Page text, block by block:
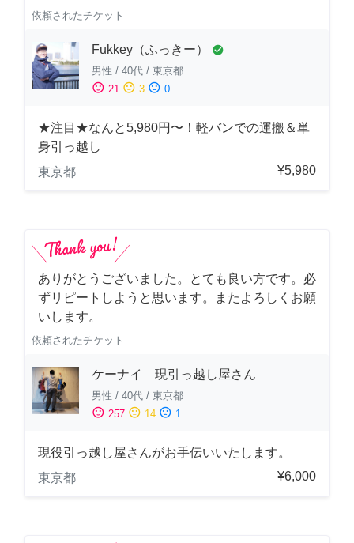
依頼されたチケット
Fukkey（ふっきー） check_circle
男性 / 40代 / 東京都
sentiment_satisfied 21 sentiment_neutral 3 sentiment_dissatisfied 0
★注目★なんと5,980円〜！軽バンでの運搬＆単
身引っ越し
東京都
¥5,980
ありがとうございました。とても良い方です。必
ずリピートしようと思います。またよろしくお願
いします。
依頼されたチケット
ケーナイ 現引っ越し屋さん
男性 / 40代 / 東京都
sentiment_satisfied 257 sentiment_neutral 14 sentiment_dissatisfied 1
現役引っ越し屋さんがお手伝いいたします。
東京都
¥6,000